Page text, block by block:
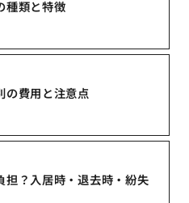
種類と特徴
の費用と注意点
担？入居時・退去時・紛失